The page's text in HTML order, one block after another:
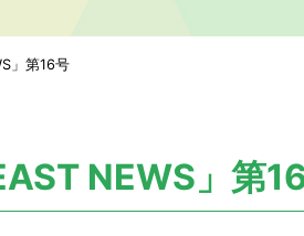
」第16号
NEWS」第